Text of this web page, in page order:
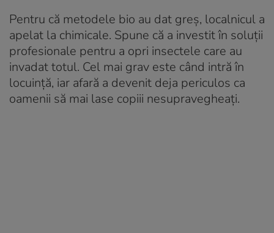
Pentru că metodele bio au dat greș, localnicul a
apelat la chimicale. Spune că a investit în soluții
profesionale pentru a opri insectele care au
invadat totul. Cel mai grav este când intră în
locuință, iar afară a devenit deja periculos ca
oamenii să mai lase copiii nesupravegheați.